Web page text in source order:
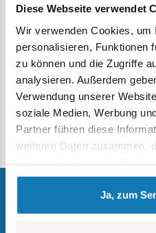
Diese Webseite verwendet
Wir verwenden Cookies, um
personalisieren, Funktionen
zu können und die Zugriffe
analysieren. Außerdem
Verwendung unserer
soziale Medien, Werbung
Partner führen diese
weiteren Daten zusammen,
gesammelt haben.
Ja, zum
Skripten usw. für
verboten und nicht
Die Verbreitung des Inhalts
insbesondere von Texten,
Skripten usw., auf
Wege ist verboten und wird
Einzelne von COBI S.A. im
Dokumente können weitere
diesen Dokumenten